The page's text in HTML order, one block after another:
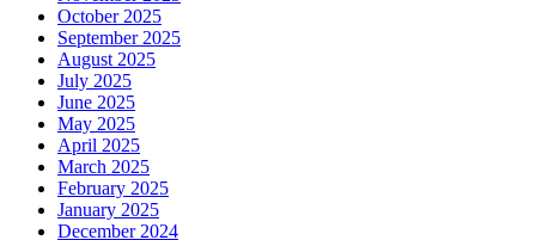
October 2025
September 2025
August 2025
July 2025
June 2025
May 2025
April 2025
March 2025
February 2025
January 2025
December 2024